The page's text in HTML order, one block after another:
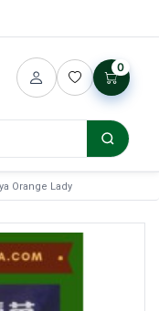
0
Orange Lady